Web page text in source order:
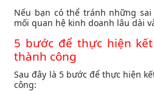
Nếu bạn có thể tránh những
mối quan hệ kinh doanh lâu dài
5 bước để thực hiện
thành công
Sau đây là 5 bước để thực hiện
công: